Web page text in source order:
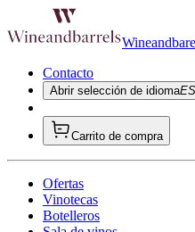
Contacto
Abrir selección de idioma
Carrito de compra
Ofertas
Vinotecas
Botelleros